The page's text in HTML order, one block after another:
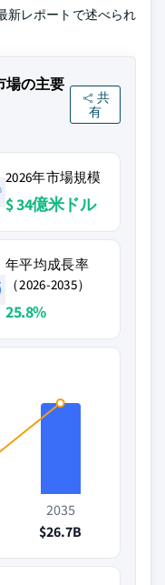
新レポートで述べられ
場の主要
共
有
2026年市場規模
$ 34億米ドル
年平均成長率
（2026-2035）
25.8%
2035
$26.7B